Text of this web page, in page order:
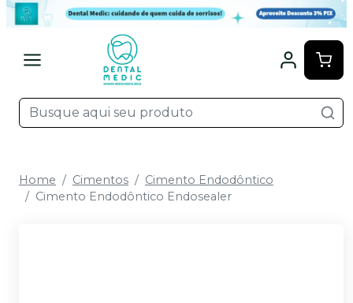
Home Cimentos
Cimento Endodôntico
Cimento Endodôntico Endosealer